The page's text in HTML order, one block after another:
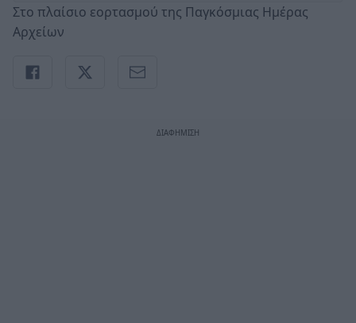
Στο πλαίσιο εορτασμού της Παγκόσμιας Ημέρας
Αρχείων